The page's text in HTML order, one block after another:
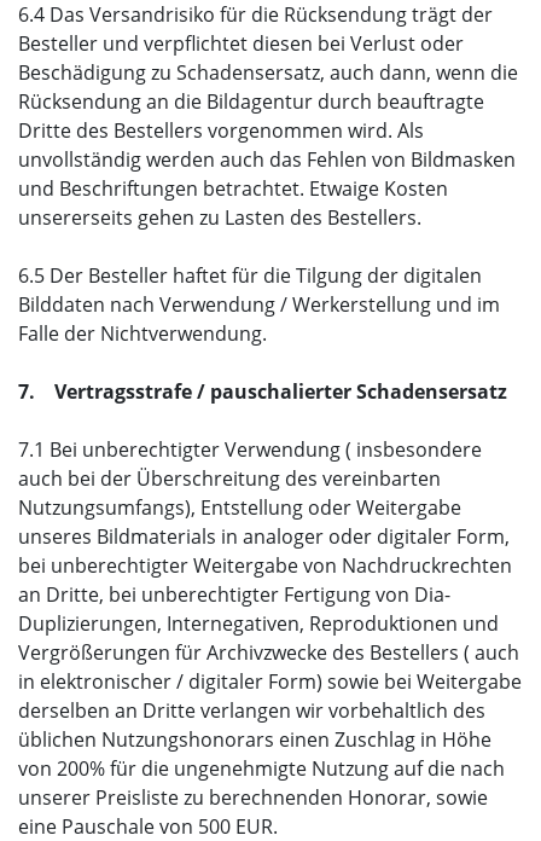
6.4 Das Versandrisiko für die Rücksendung trägt der
Besteller und verpflichtet diesen bei Verlust oder
Beschädigung zu Schadensersatz, auch dann, wenn die
Rücksendung an die Bildagentur durch beauftragte
Dritte des Bestellers vorgenommen wird. Als
unvollständig werden auch das Fehlen von Bildmasken
und Beschriftungen betrachtet. Etwaige Kosten
unsererseits gehen zu Lasten des Bestellers.
6.5 Der Besteller haftet für die Tilgung der digitalen
Bilddaten nach Verwendung / Werkerstellung und im
Falle der Nichtverwendung.
7. Vertragsstrafe / pauschalierter Schadensersatz
7.1 Bei unberechtigter Verwendung ( insbesondere
auch bei der Überschreitung des vereinbarten
Nutzungsumfangs), Entstellung oder Weitergabe
unseres Bildmaterials in analoger oder digitaler Form,
bei unberechtigter Weitergabe von Nachdruckrechten
an Dritte, bei unberechtigter Fertigung von Dia-
Duplizierungen, Internegativen, Reproduktionen und
Vergrößerungen für Archivzwecke des Bestellers ( auch
in elektronischer / digitaler Form) sowie bei Weitergabe
derselben an Dritte verlangen wir vorbehaltlich des
üblichen Nutzungshonorars einen Zuschlag in Höhe
von 200% für die ungenehmigte Nutzung auf die nach
unserer Preisliste zu berechnenden Honorar, sowie
eine Pauschale von 500 EUR.